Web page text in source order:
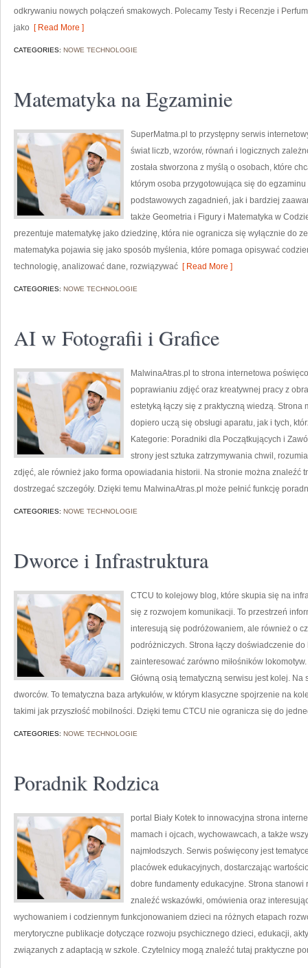
odkrywaniu nowych połączeń smakowych. Polecamy Testy i Recenzje i
jako [ Read More ]
CATEGORIES: NOWE TECHNOLOGIE
Matematyka na Egzaminie
SuperMatma.pl to przystępny serwis
świat liczb, wzorów, równań i logicznych
została stworzona z myślą o osobach, które
którym osoba przygotowująca się do
podstawowych zagadnień, jak i bardziej
także Geometria i Figury i Matematyka w
prezentuje matematykę jako dziedzinę, która nie ogranicza się wyłącznie do
matematyka pojawia się jako sposób myślenia, które pomaga opisywać
technologię, analizować dane, rozwiązywać [ Read More ]
CATEGORIES: NOWE TECHNOLOGIE
AI w Fotografii i Grafice
MalwinaAtras.pl to strona internetowa
poprawianiu zdjęć oraz kreatywnej pracy z
estetyką łączy się z praktyczną wiedzą.
dopiero uczą się obsługi aparatu, jak i tych,
Kategorie: Poradniki dla Początkujących i
strony jest sztuka zatrzymywania chwil,
zdjęć, ale również jako forma opowiadania historii. Na stronie można znaleźć
dostrzegać szczegóły. Dzięki temu MalwinaAtras.pl może pełnić funkcję
CATEGORIES: NOWE TECHNOLOGIE
Dworce i Infrastruktura
CTCU to kolejowy blog, które skupia się na
się z rozwojem komunikacji. To przestrzeń
interesują się podróżowaniem, ale również o
podróżniczych. Strona łączy doświadczenie
zainteresować zarówno miłośników
Główną osią tematyczną serwisu jest kolej.
dworców. To tematyczna baza artykułów, w którym klasyczne spojrzenie na
takimi jak przyszłość mobilności. Dzięki temu CTCU nie ogranicza się do
CATEGORIES: NOWE TECHNOLOGIE
Poradnik Rodzica
portal Biały Kotek to innowacyjna strona
mamach i ojcach, wychowawcach, a także
najmłodszych. Serwis poświęcony jest
placówek edukacyjnych, dostarczając
dobre fundamenty edukacyjne. Strona stanowi
znaleźć wskazówki, omówienia oraz
wychowaniem i codziennym funkcjonowaniem dzieci na różnych etapach
merytoryczne publikacje dotyczące rozwoju psychicznego dzieci, edukacji,
związanych z adaptacją w szkole. Czytelnicy mogą znaleźć tutaj praktyczne